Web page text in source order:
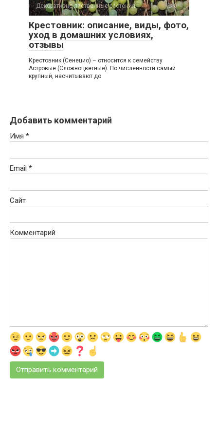
Декоративно-лиственные растения 0
Крестовник: описание, виды, фото,
уход в домашних условиях,
отзывы
Крестовник (Сенецио) – относится к семейству
Астровые (Сложноцветные). По численности самый
крупный, насчитывают до
Добавить комментарий
Имя *
Email *
Сайт
Комментарий